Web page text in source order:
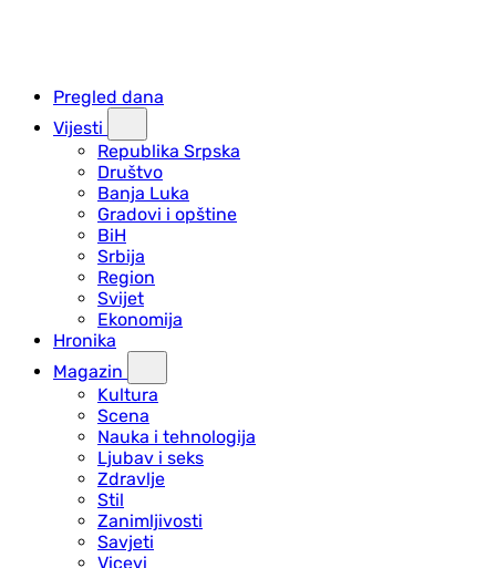
Pregled dana
Vijesti
Republika Srpska
Društvo
Banja Luka
Gradovi i opštine
BiH
Srbija
Region
Svijet
Ekonomija
Hronika
Magazin
Kultura
Scena
Nauka i tehnologija
Ljubav i seks
Zdravlje
Stil
Zanimljivosti
Savjeti
Vicevi